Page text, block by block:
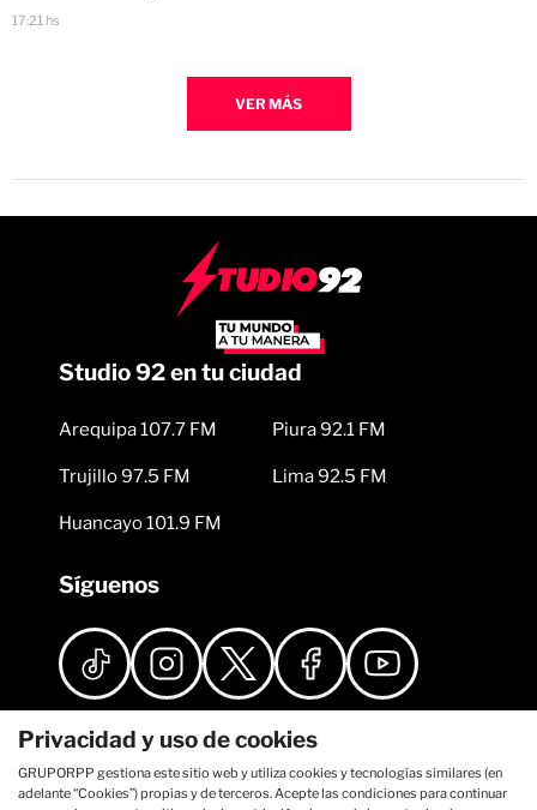
17:21 hs
VER MÁS
Studio 92 en tu ciudad
Arequipa 107.7 FM
Trujillo 97.5 FM
Huancayo 101.9 FM
Piura 92.1 FM
Lima 92.5 FM
Síguenos
Privacidad y uso de cookies
GRUPORPP gestiona este sitio web y utiliza cookies y tecnologías similares (en
adelante “Cookies”) propias y de terceros. Acepte las condiciones para continuar